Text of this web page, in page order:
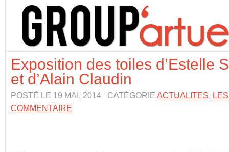
Exposition des toiles d’Estelle
et d’Alain Claudin
POSTÉ LE 19 MAI, 2014 ˑ CATÉGORIE ACTUALITES,
COMMENTAIRE